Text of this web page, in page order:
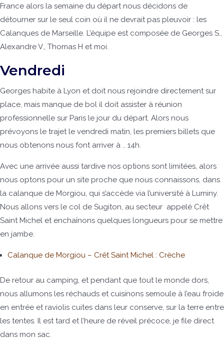
France alors la semaine du départ nous décidons de
détourner sur le seul coin où il ne devrait pas pleuvoir : les
Calanques de Marseille. L’équipe est composée de Georges S.,
Alexandre V., Thomas H et moi.
Vendredi
Georges habite à Lyon et doit nous rejoindre directement sur
place, mais manque de bol il doit assister à réunion
professionnelle sur Paris le jour du départ. Alors nous
prévoyons le trajet le vendredi matin, les premiers billets que
nous obtenons nous font arriver à .. 14h.
Avec une arrivée aussi tardive nos options sont limitées, alors
nous optons pour un site proche que nous connaissons, dans
la calanque de Morgiou, qui s’accède via l’université à Luminy.
Nous allons vers le col de Sugiton, au secteur appelé Crêt
Saint Michel et enchaînons quelques longueurs pour se mettre
en jambe.
Calanque de Morgiou – Crêt Saint Michel : Crèche
De retour au camping, et pendant que tout le monde dors,
nous allumons les réchauds et cuisinons semoule à l’eau froide
en entrée et raviolis cuites dans leur conserve, sur la terre entre
les tentes. Il est tard et l’heure de réveil précoce, je file direct
dans mon sac.